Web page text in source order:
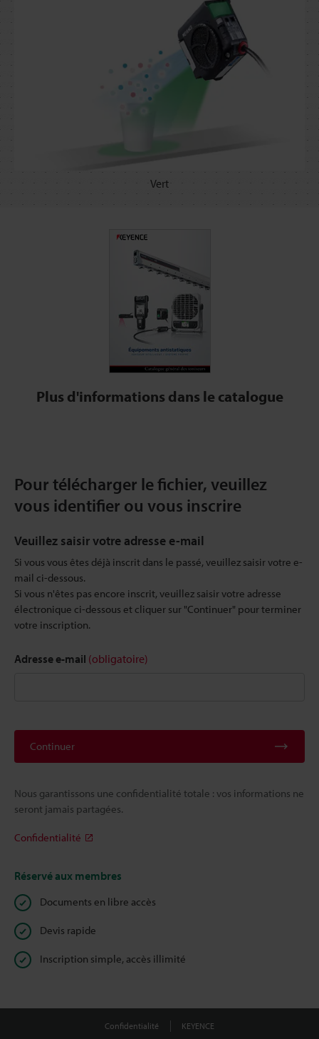
Vert
Plus d'informations dans le catalogue
Pour télécharger le fichier, veuillez
vous identifier ou vous inscrire
Veuillez saisir votre adresse e-mail
Si vous vous êtes déjà inscrit dans le passé, veuillez saisir votre e-
mail ci-dessous.
Si vous n'êtes pas encore inscrit, veuillez saisir votre adresse
électronique ci-dessous et cliquer sur "Continuer" pour terminer
votre inscription.
Adresse e-mail (obligatoire)
Continuer
Nous garantissons une confidentialité totale : vos informations ne
seront jamais partagées.
Confidentialité
Réservé aux membres
Documents en libre accès
Devis rapide
Inscription simple, accès illimité
Confidentialité KEYENCE